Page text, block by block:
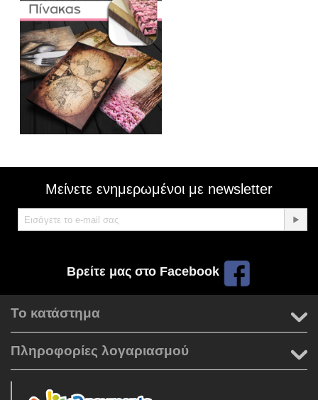
Μείνετε ενημερωμένοι με newsletter
Βρείτε μας στο Facebook
Το κατάστημα
Πληροφορίες λογαριασμού